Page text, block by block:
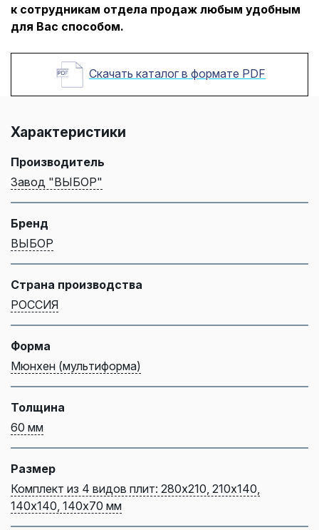
к сотрудникам отдела продаж любым удобным
для Вас способом.
Скачать каталог в формате PDF
Характеристики
Производитель
Завод "ВЫБОР"
Бренд
ВЫБОР
Страна производства
РОССИЯ
Форма
Мюнхен (мультиформа)
Толщина
60 мм
Размер
Комплект из 4 видов плит: 280х210, 210х140,
140х140, 140х70 мм